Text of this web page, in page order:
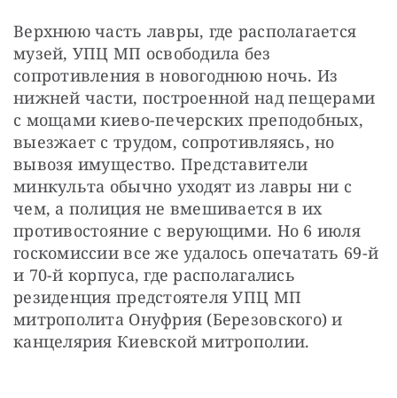
Верхнюю часть лавры, где располагается
музей, УПЦ МП освободила без
сопротивления в новогоднюю ночь. Из
нижней части, построенной над пещерами
с мощами киево-печерских преподобных,
выезжает с трудом, сопротивляясь, но
вывозя имущество. Представители
минкульта обычно уходят из лавры ни с
чем, а полиция не вмешивается в их
противостояние с верующими. Но 6 июля
госкомиссии все же удалось опечатать 69-й
и 70-й корпуса, где располагались
резиденция предстоятеля УПЦ МП
митрополита Онуфрия (Березовского) и
канцелярия Киевской митрополии.